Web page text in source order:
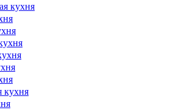
кухня
кухня